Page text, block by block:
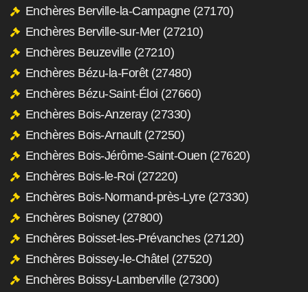
Enchères Berville-la-Campagne (27170)
Enchères Berville-sur-Mer (27210)
Enchères Beuzeville (27210)
Enchères Bézu-la-Forêt (27480)
Enchères Bézu-Saint-Éloi (27660)
Enchères Bois-Anzeray (27330)
Enchères Bois-Arnault (27250)
Enchères Bois-Jérôme-Saint-Ouen (27620)
Enchères Bois-le-Roi (27220)
Enchères Bois-Normand-près-Lyre (27330)
Enchères Boisney (27800)
Enchères Boisset-les-Prévanches (27120)
Enchères Boissey-le-Châtel (27520)
Enchères Boissy-Lamberville (27300)